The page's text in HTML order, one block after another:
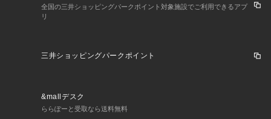
全国の三井ショッピングパークポイント対象施設でご利用できるアプ
リ
三井ショッピングパークポイント
&mallデスク
ららぽーと受取なら送料無料